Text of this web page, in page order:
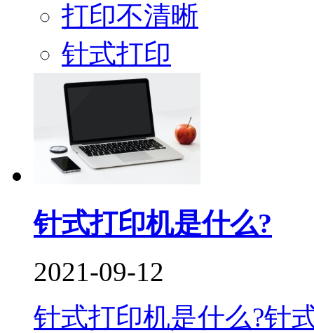
打印不清晰
针式打印
针式打印机是什么?
2021-09-12
针式打印机是什么?针